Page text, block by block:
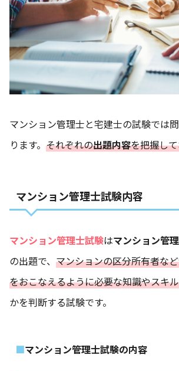
マンション管理士と宅建士の試験では
ります。 それぞれの出題内容を把握し
マンション管理士試験内容
マンション管理士試験はマンション管
の出題で、 マンションの区分所有者な
をおこなえるように必要な知識やスキル
かを判断する試験です。
マンション管理士試験の内容